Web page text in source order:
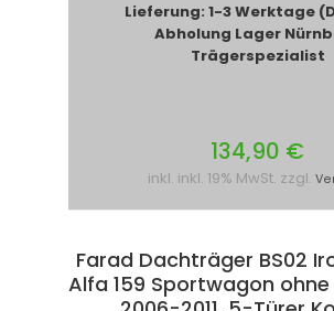
Lieferung: 1-3 Werktage
Abholung Lager
Trägerspezialist
134,90 €
inkl. inkl. 19% MwSt. zzgl.
Farad Dachträger BS02
Alfa 159 Sportwagon ohne